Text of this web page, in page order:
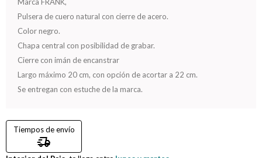
Pulsera de cuero natural con cierre de acero.
Color negro.
Chapa central con posibilidad de grabar.
Cierre con imán de encanstrar
Largo máximo 20 cm, con opción de acortar a 22 cm.
Se entregan con estuche de la marca.
Tiempos de envío
delivery_truck_speed
San Valentín
Compromiso
Día del niño